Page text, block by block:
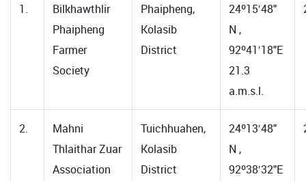
1.
Bilkhawthlir
Phaipheng
Farmer
Society
Phaipheng,
Kolasib
District
24º15′48"
N ,
92º41′18"E
21.3
a.m.s.l.
2.
Mahni
Thlaithar Zuar
Association
Tuichhuahen,
Kolasib
District
24º13′48"
N ,
92º38′32"E